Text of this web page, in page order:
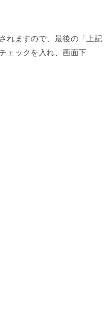
れますので、最後の「上記
ェックを入れ、画面下